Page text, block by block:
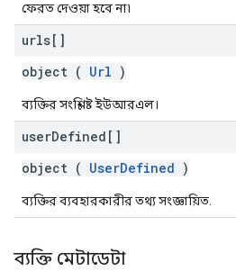
ফেরত দেওয়া হবে না৷
urls[]
object ( Url )
ব্যক্তির সংশ্লিষ্ট ইউআরএল।
userDefined[]
object ( UserDefined )
ব্যক্তির ব্যবহারকারীর তথ্য সংজ্ঞায়িত.
ব্যক্তি মেটাডেটা